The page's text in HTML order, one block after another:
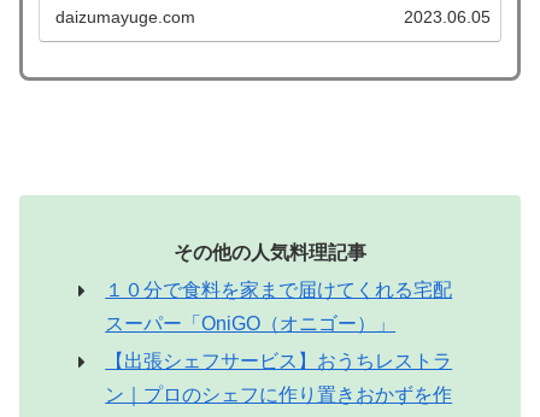
ー インドネシアのサラダ ガドガド トートマン...
daizumayuge.com 2023.06.05
その他の人気料理記事
１０分で食料を家まで届けてくれる宅配
スーパー「OniGO（オニゴー）」
【出張シェフサービス】おうちレストラ
ン｜プロのシェフに作り置きおかずを作